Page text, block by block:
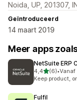
Noida, UP, 201307, IN
Geïntroduceerd
14 maart 2019
Meer apps
NetSuite ERP
4,4van 5 sterren
(6)
6 recensies in
•
Keep product,
Fulfil